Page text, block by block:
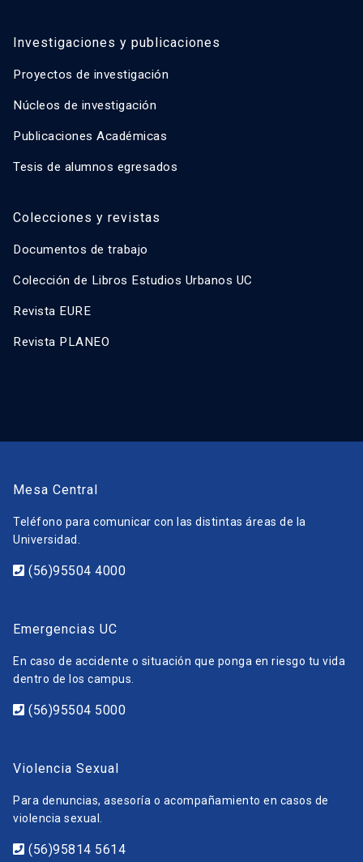
Investigaciones y publicaciones
Proyectos de investigación
Núcleos de investigación
Publicaciones Académicas
Tesis de alumnos egresados
Colecciones y revistas
Documentos de trabajo
Colección de Libros Estudios Urbanos UC
Revista EURE
Revista PLANEO
Mesa Central
Teléfono para comunicar con las distintas áreas de la
Universidad.
(56)95504 4000
Emergencias UC
En caso de accidente o situación que ponga en riesgo tu vida
dentro de los campus.
(56)95504 5000
Violencia Sexual
Para denuncias, asesoría o acompañamiento en casos de
violencia sexual.
(56)95814 5614